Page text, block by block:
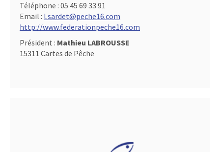
Téléphone : 05 45 69 33 91
Email : l.sardet@peche16.com
http://www.federationpeche16.com
Président : Mathieu LABROUSSE
15311 Cartes de Pêche